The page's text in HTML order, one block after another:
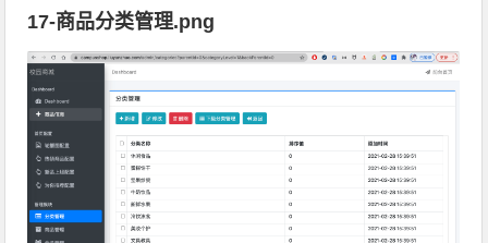
17-商品分类管理.png